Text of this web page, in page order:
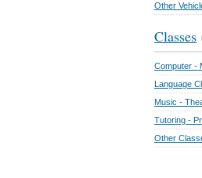
Other
Classes
Computer -
Language
Music -
Tutoring -
Other